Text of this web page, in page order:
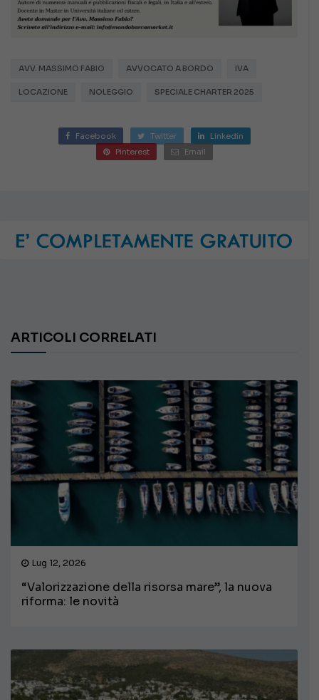
AVV. MASSIMO FABIO AVVOCATO A BORDO IVA
LOCAZIONE NOLEGGIO SPECIALE CHARTER 2025
Facebook Twitter
Linkedin
Pinterest
Email
ARTICOLI CORRELATI
Lug 12, 2026
“Valorizzazione della risorsa mare”, la nuova
riforma: le novità